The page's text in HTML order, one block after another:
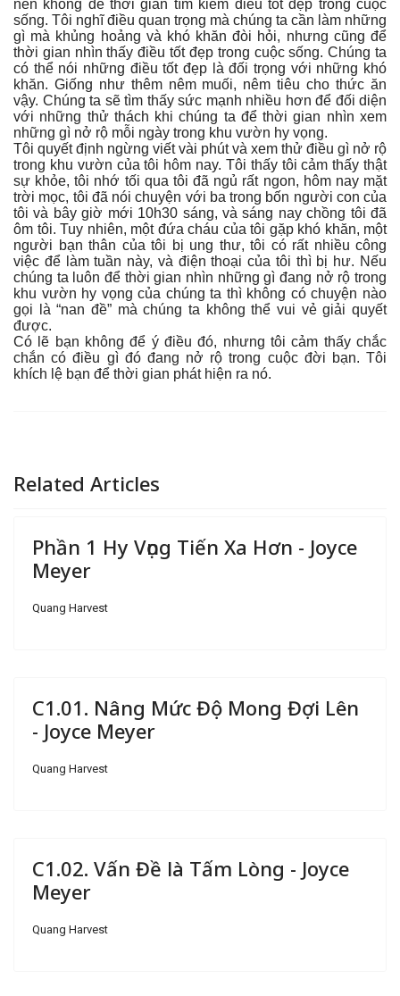
nên không để thời gian tìm kiếm điều tốt đẹp trong cuộc
sống. Tôi nghĩ điều quan trọng mà chúng ta cần làm những
gì mà khủng hoảng và khó khăn đòi hỏi, nhưng cũng để
thời gian nhìn thấy điều tốt đẹp trong cuộc sống. Chúng ta
có thể nói những điều tốt đẹp là đối trọng với những khó
khăn. Giống như thêm nêm muối, nêm tiêu cho thức ăn
vậy. Chúng ta sẽ tìm thấy sức mạnh nhiều hơn để đối diện
với những thử thách khi chúng ta để thời gian nhìn xem
những gì nở rộ mỗi ngày trong khu vườn hy vọng.
Tôi quyết định ngừng viết vài phút và xem thử điều gì nở rộ
trong khu vườn của tôi hôm nay. Tôi thấy tôi cảm thấy thật
sự khỏe, tôi nhớ tối qua tôi đã ngủ rất ngon, hôm nay mặt
trời mọc, tôi đã nói chuyện với ba trong bốn người con của
tôi và bây giờ mới 10h30 sáng, và sáng nay chồng tôi đã
ôm tôi. Tuy nhiên, một đứa cháu của tôi gặp khó khăn, một
người bạn thân của tôi bị ung thư, tôi có rất nhiều công
việc để làm tuần này, và điện thoại của tôi thì bị hư. Nếu
chúng ta luôn để thời gian nhìn những gì đang nở rộ trong
khu vườn hy vọng của chúng ta thì không có chuyện nào
gọi là “nan đề” mà chúng ta không thể vui vẻ giải quyết
được.
Có lẽ bạn không để ý điều đó, nhưng tôi cảm thấy chắc
chắn có điều gì đó đang nở rộ trong cuộc đời bạn. Tôi
khích lệ bạn để thời gian phát hiện ra nó.
Related Articles
Phần 1 Hy Vọng Tiến Xa Hơn - Joyce
Meyer
Quang Harvest
C1.01. Nâng Mức Độ Mong Đợi Lên
- Joyce Meyer
Quang Harvest
C1.02. Vấn Đề là Tấm Lòng - Joyce
Meyer
Quang Harvest